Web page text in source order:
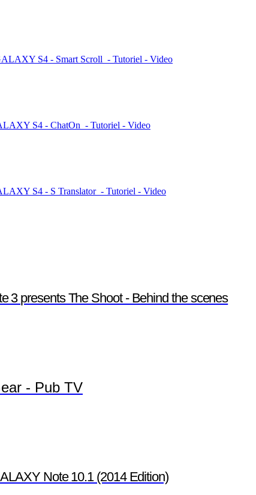
S4 - Smart Scroll - Tutoriel - Video
S4 - ChatOn - Tutoriel - Video
S4 - S Translator - Tutoriel - Video
3 presents The Shoot - Behind the scenes
- Pub TV
Note 10.1 (2014 Edition)